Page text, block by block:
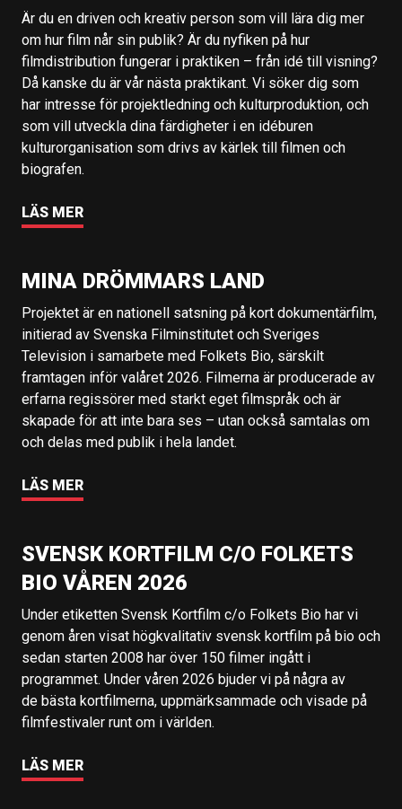
Är du en driven och kreativ person som vill lära dig mer
om hur film når sin publik? Är du nyfiken på hur
filmdistribution fungerar i praktiken – från idé till visning?
Då kanske du är vår nästa praktikant. Vi söker dig som
har intresse för projektledning och kulturproduktion, och
som vill utveckla dina färdigheter i en idéburen
kulturorganisation som drivs av kärlek till filmen och
biografen.
LÄS MER
MINA DRÖMMARS LAND
Projektet är en nationell satsning på kort dokumentärfilm,
initierad av Svenska Filminstitutet och Sveriges
Television i samarbete med Folkets Bio, särskilt
framtagen inför valåret 2026. Filmerna är producerade av
erfarna regissörer med starkt eget filmspråk och är
skapade för att inte bara ses – utan också samtalas om
och delas med publik i hela landet.
LÄS MER
SVENSK KORTFILM C/O FOLKETS
BIO VÅREN 2026
Under etiketten Svensk Kortfilm c/o Folkets Bio har vi
genom åren visat högkvalitativ svensk kortfilm på bio och
sedan starten 2008 har över 150 filmer ingått i
programmet. Under våren 2026 bjuder vi på några av
de bästa kortfilmerna, uppmärksammade och visade på
filmfestivaler runt om i världen.
LÄS MER